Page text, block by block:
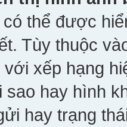
thể được
Tùy thuộc
xếp hạng
sao hay hình
hay trạng